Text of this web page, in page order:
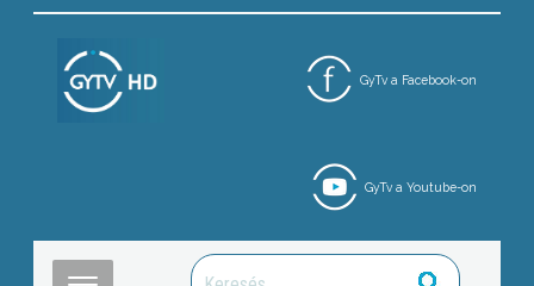
GyTv a Facebook-on
GyTv a Youtube-on